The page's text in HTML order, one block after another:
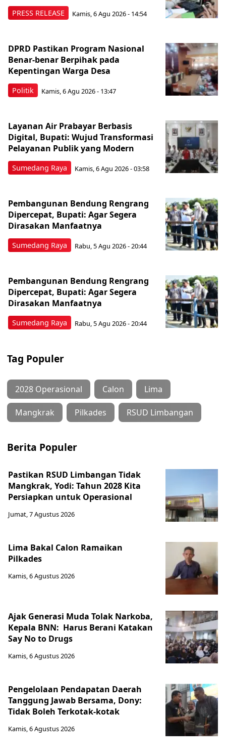
PRESS RELEASE Kamis, 6 Agu 2026 - 14:54
Politik
DPRD Pastikan Program Nasional
Benar-benar Berpihak pada
Kepentingan Warga Desa
Kamis, 6 Agu 2026 - 13:47
Sumedang Raya
Layanan Air Prabayar Berbasis
Digital, Bupati: Wujud Transformasi
Pelayanan Publik yang Modern
Kamis, 6 Agu 2026 - 03:58
Sumedang Raya
Pembangunan Bendung Rengrang
Dipercepat, Bupati: Agar Segera
Dirasakan Manfaatnya
Rabu, 5 Agu 2026 - 20:44
Sumedang Raya
Pembangunan Bendung Rengrang
Dipercepat, Bupati: Agar Segera
Dirasakan Manfaatnya
Rabu, 5 Agu 2026 - 20:44
Tag Populer
2028 Operasional Calon Lima
Mangkrak Pilkades RSUD Limbangan
Berita Populer
Pastikan RSUD Limbangan Tidak
Mangkrak, Yodi: Tahun 2028 Kita
Persiapkan untuk Operasional
Jumat, 7 Agustus 2026
Lima Bakal Calon Ramaikan
Pilkades
Kamis, 6 Agustus 2026
Ajak Generasi Muda Tolak Narkoba,
Kepala BNN: Harus Berani Katakan
Say No to Drugs
Kamis, 6 Agustus 2026
Pengelolaan Pendapatan Daerah
Tanggung Jawab Bersama, Dony:
Tidak Boleh Terkotak-kotak
Kamis, 6 Agustus 2026